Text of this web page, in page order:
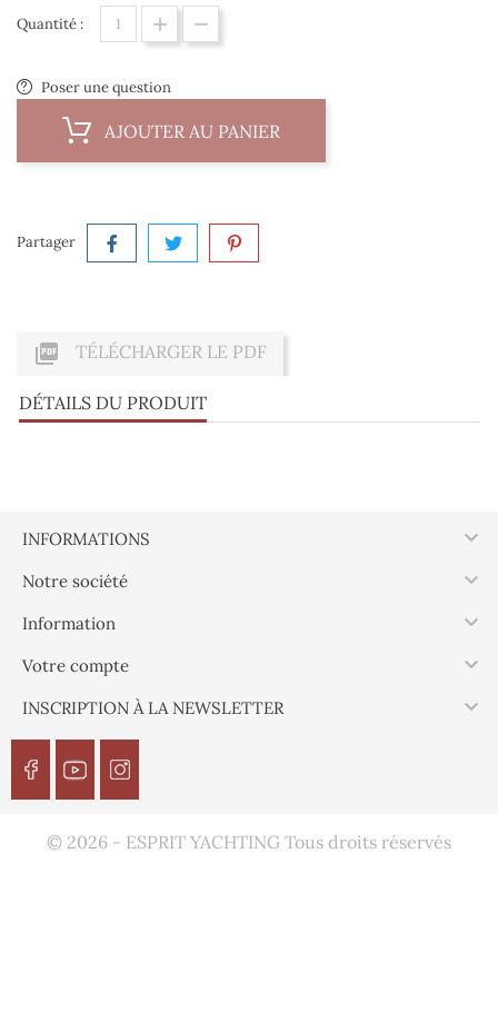
Quantité :
Poser une question
AJOUTER AU PANIER
Partager
 TÉLÉCHARGER LE PDF
DÉTAILS DU PRODUIT
INFORMATIONS 
Notre société 
Information 
Votre compte 
INSCRIPTION À LA NEWSLETTER 
© 2026 - ESPRIT YACHTING Tous droits réservés